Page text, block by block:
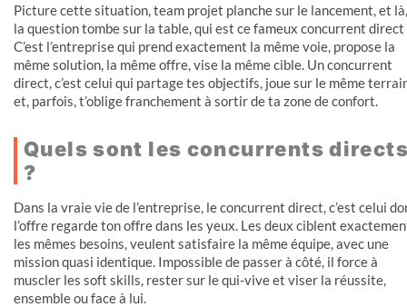
Picture cette situation, team projet planche sur le lancement, et là,
la question tombe sur la table, qui est ce fameux concurrent direct
C’est l’entreprise qui prend exactement la même voie, propose la
même solution, la même offre, vise la même cible. Un concurrent
direct, c’est celui qui partage tes objectifs, joue sur le même
et, parfois, t’oblige franchement à sortir de ta zone de confort.
Quels sont les concurrents
?
Dans la vraie vie de l’entreprise, le concurrent direct, c’est celui
l’offre regarde ton offre dans les yeux. Les deux ciblent
les mêmes besoins, veulent satisfaire la même équipe, avec une
mission quasi identique. Impossible de passer à côté, il force à
muscler les soft skills, rester sur le qui-vive et viser la réussite,
ensemble ou face à lui.